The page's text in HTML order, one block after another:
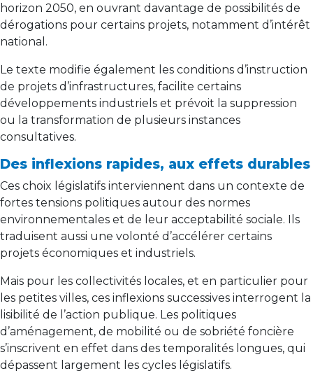
horizon 2050, en ouvrant davantage de possibilités de
dérogations pour certains projets, notamment d’intérêt
national.
Le texte modifie également les conditions d’instruction
de projets d’infrastructures, facilite certains
développements industriels et prévoit la suppression
ou la transformation de plusieurs instances
consultatives.
Des inflexions rapides, aux effets durables
Ces choix législatifs interviennent dans un contexte de
fortes tensions politiques autour des normes
environnementales et de leur acceptabilité sociale. Ils
traduisent aussi une volonté d’accélérer certains
projets économiques et industriels.
Mais pour les collectivités locales, et en particulier pour
les petites villes, ces inflexions successives interrogent la
lisibilité de l’action publique. Les politiques
d’aménagement, de mobilité ou de sobriété foncière
s’inscrivent en effet dans des temporalités longues, qui
dépassent largement les cycles législatifs.